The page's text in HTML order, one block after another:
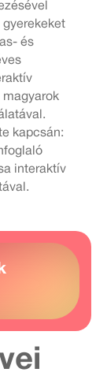
gyerekeket
és
magyarok
kapcsán:
interaktív